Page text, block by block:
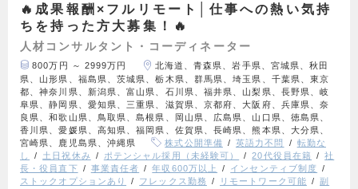
🔥成果報酬×フルリモート│仕事への熱い気持
ちを持った方大募集！🔥
人材コンサルタント・コーディネーター
800万円 ～ 2999万円
北海道、青森県、岩手県、宮城県、秋田
県、山形県、福島県、茨城県、栃木県、群馬県、埼玉県、千葉県、東京
都、神奈川県、新潟県、富山県、石川県、福井県、山梨県、長野県、岐
阜県、静岡県、愛知県、三重県、滋賀県、京都府、大阪府、兵庫県、奈
良県、和歌山県、鳥取県、島根県、岡山県、広島県、山口県、徳島県、
香川県、愛媛県、高知県、福岡県、佐賀県、長崎県、熊本県、大分県、
宮崎県、鹿児島県、沖縄県
株式公開準備 英語力不問
転勤な
し
土日祝休み ポテンシャル採用（未経験可） 20代役員在籍
社
長・役員直下
事業責任者 年収600万以上
インセンティブ制度
ストックオプションあり
フレックス勤務 リモートワーク可能
副